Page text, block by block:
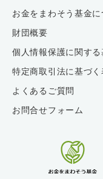
お金をまわそう基金に
財団概要
個人情報保護に関す
特定商取引法に基づく
よくあるご質問
お問合せフォーム